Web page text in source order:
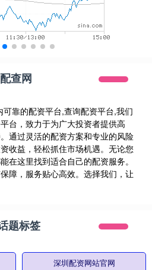
配查网
可靠的配资平台,查询配资平台,我们
台，致力于为广大投资者提供高
通过灵活的配资方案和专业的风险
收益，轻松抓住市场机遇。无论您
在这里找到适合自己的配资服务。
障，服务贴心高效。选择我们，让
题标签
深圳配资网站官网